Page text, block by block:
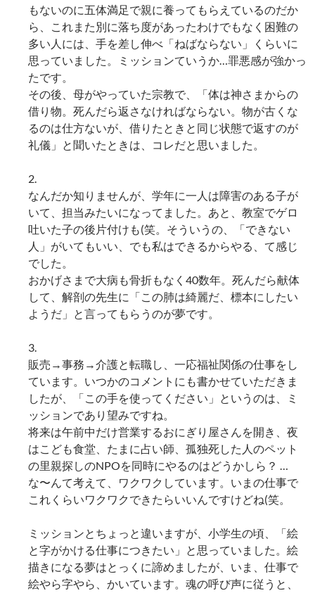
もないのに五体満足で親に養ってもらえているのだか
ら、これまた別に落ち度があったわけでもなく困難の
多い人には、手を差し伸べ「ねばならない」くらいに
思っていました。ミッションていうか…罪悪感が強かっ
たです。
その後、母がやっていた宗教で、「体は神さまからの
借り物。死んだら返さなければならない。物が古くな
るのは仕方ないが、借りたときと同じ状態で返すのが
礼儀」と聞いたときは、コレだと思いました。
2.
なんだか知りませんが、学年に一人は障害のある子が
いて、担当みたいになってました。あと、教室でゲロ
吐いた子の後片付けも(笑。そういうの、「できない
人」がいてもいい、でも私はできるからやる、て感じ
でした。
おかげさまで大病も骨折もなく40数年。死んだら献体
して、解剖の先生に「この肺は綺麗だ、標本にしたい
ようだ」と言ってもらうのが夢です。
3.
販売→事務→介護と転職し、一応福祉関係の仕事をし
ています。いつかのコメントにも書かせていただきま
したが、「この手を使ってください」というのは、ミ
ッションであり望みですね。
将来は午前中だけ営業するおにぎり屋さんを開き、夜
はこども食堂、たまに占い師、孤独死した人のペット
の里親探しのNPOを同時にやるのはどうかしら？ …
な〜んて考えて、ワクワクしています。いまの仕事で
これくらいワクワクできたらいいんですけどね(笑。
ミッションとちょっと違いますが、小学生の頃、「絵
と字がかける仕事につきたい」と思っていました。絵
描きになる夢はとっくに諦めましたが、いま、仕事で
絵やら字やら、かいています。魂の呼び声に従うと、